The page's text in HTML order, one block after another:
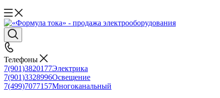
Телефоны
7(901)3820177Электрика
7(901)3328996Освещение
7(499)7077157Многоканальный